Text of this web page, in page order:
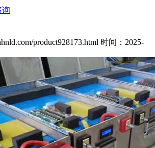
询
product928173.html 时间：2025-